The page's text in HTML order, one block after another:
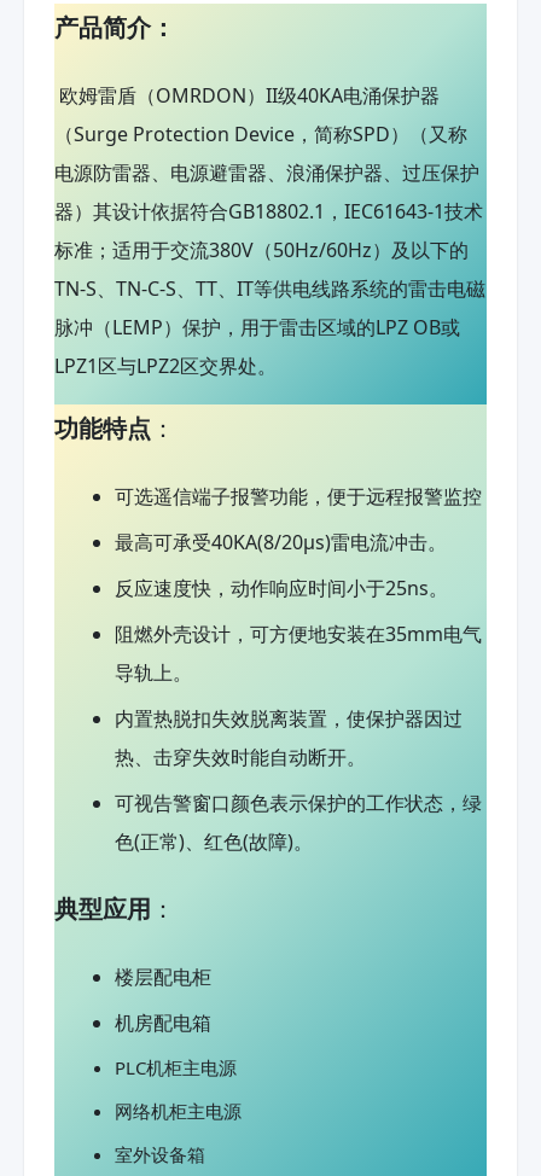
产品简介：
欧姆雷盾（OMRDON）II级40KA电涌保护器
（Surge Protection Device，简称SPD）（又称
电源防雷器、电源避雷器、浪涌保护器、过压保护
器）其设计依据符合GB18802.1，IEC61643-1技术
标准；适用于交流380V（50Hz/60Hz）及以下的
TN-S、TN-C-S、TT、IT等供电线路系统的雷击电磁
脉冲（LEMP）保护，用于雷击区域的LPZ OB或
LPZ1区与LPZ2区交界处。
功能特点 ：
可选遥信端子报警功能，便于远程报警监控
最高可承受40KA(8/20μs)雷电流冲击。
反应速度快，动作响应时间小于25ns。
阻燃外壳设计，可方便地安装在35mm电气
导轨上。
内置热脱扣失效脱离装置，使保护器因过
热、击穿失效时能自动断开。
可视告警窗口颜色表示保护的工作状态，绿
色(正常)、红色(故障)。
典型应用 ：
楼层配电柜
机房配电箱
PLC机柜主电源
网络机柜主电源
室外设备箱